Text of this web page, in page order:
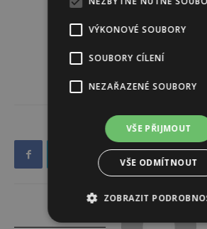
VÝKONOVÉ SOUBORY
SOUBORY CÍLENÍ
NEZAŘAZENÉ SOUBORY
VŠE PŘIJMOUT
VŠE ODMÍTNOUT
ZOBRAZIT